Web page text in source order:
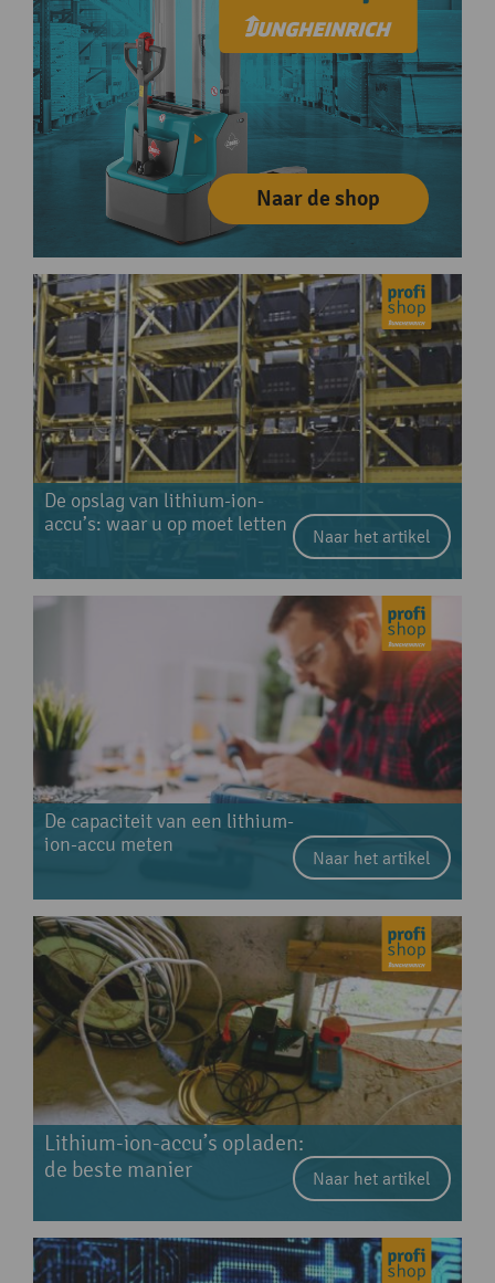
De opslag van lithium-ion-
accu’s: waar u op moet letten
Naar het artikel
De capaciteit van een lithium-
ion-accu meten
Naar het artikel
Naar de shop
Lithium-ion-accu’s opladen:
de beste manier
Naar het artikel